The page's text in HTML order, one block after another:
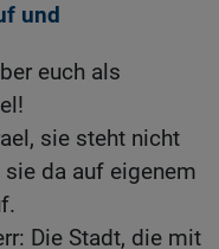
und
euch als
sie steht nicht
da auf eigenem
Die Stadt, die mit